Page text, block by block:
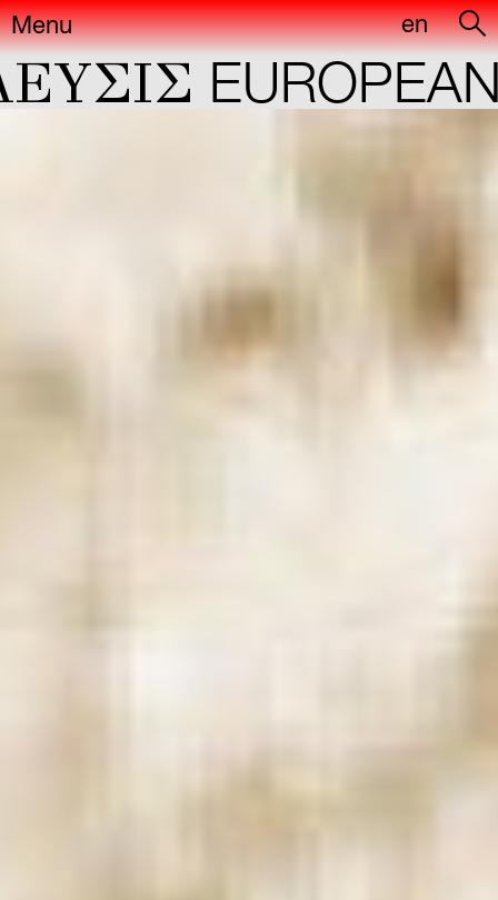
Menu en
EUROPEAN